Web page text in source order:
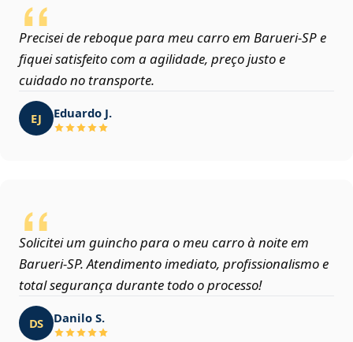
Precisei de reboque para meu carro em Barueri‑SP e
fiquei satisfeito com a agilidade, preço justo e
cuidado no transporte.
EJ Eduardo J.
Solicitei um guincho para o meu carro à noite em
Barueri‑SP. Atendimento imediato, profissionalismo e
total segurança durante todo o processo!
DS Danilo S.